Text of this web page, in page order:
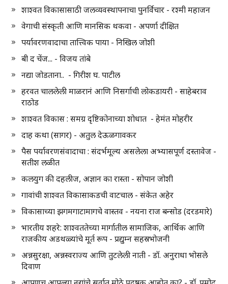
शाश्वत विकासासाठी जलव्यवस्थापनाचा पुनर्विचार - रश्मी महाजन
वेगाची संस्कृती आणि मानसिक थकवा - अपर्णा दीक्षित
पर्यावरणवादाचा तात्त्विक पाया - निखिल जोशी
बी द चेंज... - विजय तांबे
नद्या जोडताना.. - गिरीश घ. पाटील
हरवत चाललेली माळरानं आणि निसर्गाची लोकडायरी - साहेबराव
राठोड
शाश्वत विकास : समग्र दृष्टिकोनाच्या शोधात - हेमंत मोहरीर
दाह कथा (सागर) - अतुल देऊळगावकर
पैस पर्यावरणसंवादाचा : संदर्भमूल्य असलेला अभ्यासपूर्ण दस्तावेज -
सतीश लळीत
कलयुग की दहलीज, अज्ञान का रास्ता - सोपान जोशी
गावांची शाश्वत विकासाकडची वाटचाल - संकेत अहेर
विकासाच्या झगमगाटामागचे वास्तव - नयना राज बन्सोड (दरडमारे)
भारतीय शहरे: शाश्वततेच्या मार्गातील सामाजिक, आर्थिक आणि
राजकीय अडथळ्यांचे मूर्त रूप - प्रद्युम्न सहस्रभोजनी
अन्नसुरक्षा, अन्नस्वराज्य आणि तुटलेली नाती - डॉ. अनुराधा भोसले
दिवाण